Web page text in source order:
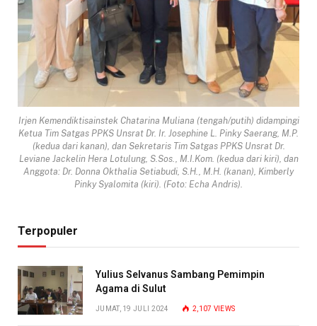
Irjen Kemendiktisainstek Chatarina Muliana (tengah/putih) didampingi
Ketua Tim Satgas PPKS Unsrat Dr. Ir. Josephine L. Pinky Saerang, M.P.
(kedua dari kanan), dan Sekretaris Tim Satgas PPKS Unsrat Dr.
Leviane Jackelin Hera Lotulung, S.Sos., M.I.Kom. (kedua dari kiri), dan
Anggota: Dr. Donna Okthalia Setiabudi, S.H., M.H. (kanan), Kimberly
Pinky Syalomita (kiri). (Foto: Echa Andris).
Terpopuler
Yulius Selvanus Sambang Pemimpin
Agama di Sulut
JUMAT, 19 JULI 2024 2,107 VIEWS